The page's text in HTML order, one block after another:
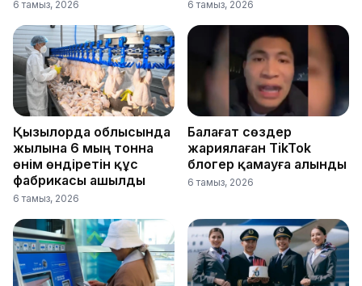
6 тамыз, 2026 6 тамыз, 2026
Қызылорда облысында
жылына 6 мың тонна
өнім өндіретін құс
фабрикасы ашылды
6 тамыз, 2026
Балағат сөздер
жариялаған TikTok
блогер қамауға алынды
6 тамыз, 2026